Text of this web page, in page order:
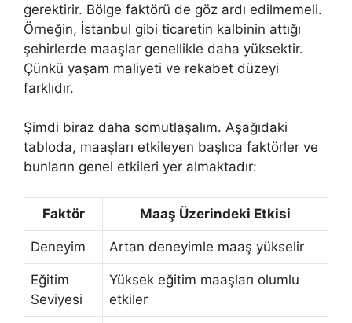
gerektirir. Bölge faktörü de göz ardı edilmemeli.
Örneğin, İstanbul gibi ticaretin kalbinin attığı
şehirlerde maaşlar genellikle daha yüksektir.
Çünkü yaşam maliyeti ve rekabet düzeyi
farklıdır.
Şimdi biraz daha somutlaşalım. Aşağıdaki
tabloda, maaşları etkileyen başlıca faktörler ve
bunların genel etkileri yer almaktadır:
Faktör Maaş Üzerindeki Etkisi
Deneyim Artan deneyimle maaş yükselir
Eğitim
Seviyesi
Yüksek eğitim maaşları olumlu
etkiler